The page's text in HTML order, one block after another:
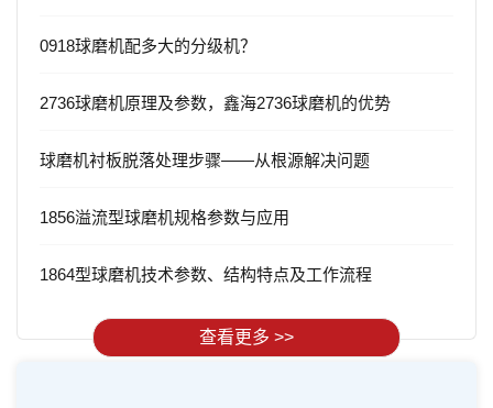
0918球磨机配多大的分级机？
2736球磨机原理及参数，鑫海2736球磨机的优势
球磨机衬板脱落处理步骤——从根源解决问题
1856溢流型球磨机规格参数与应用
1864型球磨机技术参数、结构特点及工作流程
查看更多 >>